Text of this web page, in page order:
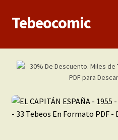
Ir
Ir
al
Tebeocomic
Inicio
Franco-Belga